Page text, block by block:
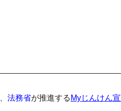
法務省が推進する Myじんけん